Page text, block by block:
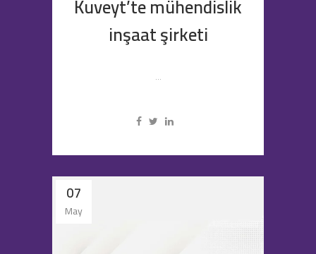
Kuveyt’te mühendislik
inşaat şirketi
...
07
May